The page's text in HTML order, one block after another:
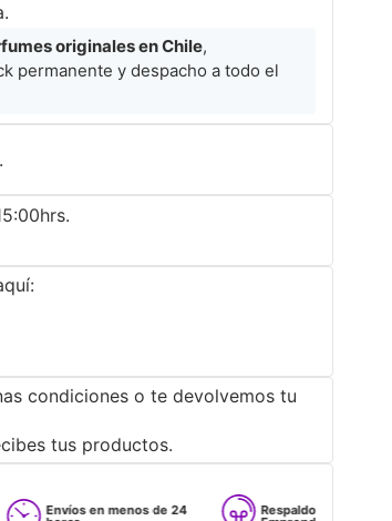
originales en Chile,
permanente y despacho a todo el
condiciones o te devolvemos tu
tus productos.
en menos de 24 Respaldo para